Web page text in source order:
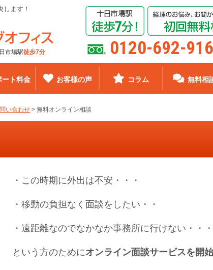
ます！
市場駅徒歩7分 0120-692-916
ート料金 お客様の声 コラム 無料相
い合わせ > 無料オンライン相談
・この時期に外出は不安・・・
・移動の負担なく面談をしたい・・
・遠距離なのでなかなか事務所に行けない・・・
という方のためにオンライン面談サービスを開